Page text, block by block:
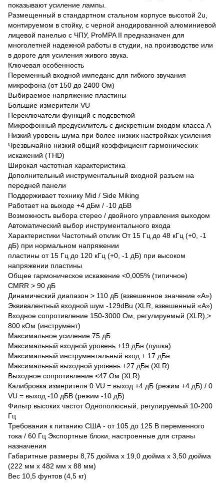
показывают усиление лампы.
Размещенный в стандартном стальном корпусе высотой 2u,
монтируемом в стойку, с черной анодированной алюминиевой
лицевой панелью с ЧПУ, ProMPA II предназначен для
многолетней надежной работы в студии, на производстве или
в дороге для усиления живого звука.
Ключевая особенность
Переменный входной импеданс для гибкого звучания
микрофона (от 150 до 2400 Ом)
Выбираемое напряжение пластины
Большие измерители VU
Переключатели функций с подсветкой
Микрофонный предусилитель с дискретным входом класса А
Низкий уровень шума при более низких настройках усиления
Чрезвычайно низкий общий коэффициент гармонических
искажений (THD)
Широкая частотная характеристика
Дополнительный инструментальный входной разъем на
передней панели
Поддерживает технику Mid / Side Miking
Работает на выходе +4 дБм / -10 дБВ
Возможность выбора стерео / двойного управления выходом
Автоматический выбор инструментального входа
Характеристики Частотный отклик От 15 Гц до 48 кГц (+0, -1
дБ) при нормальном напряжении
пластины от 15 Гц до 120 кГц (+0, -1 дБ) при высоком
напряжении пластины
Общее гармоническое искажение <0,005% (типичное)
CMRR > 90 дБ
Динамический диапазон > 110 дБ (взвешенное значение «A»)
Эквивалентный входной шум -129dBu (XLR, взвешенный «A»)
Входное сопротивление 150-3000 Ом, регулируемый (XLR),>
800 кОм (инструмент)
Максимальное усиление 75 дБ
Максимальный входной уровень +19 дБн (пушка)
Максимальный инструментальный вход + 17 дБн
Максимальный выходной уровень +27 дБн (XLR)
Выходное сопротивление <47 Ом (XLR)
Калибровка измерителя 0 VU = выход +4 дБ (режим +4 дБ) / 0
VU = выход -10 дБВ (режим -10 дБ)
Фильтр высоких частот Однополюсный, регулируемый 10-200
Гц
Требования к питанию США - от 105 до 125 В переменного
тока / 60 Гц Экспортные блоки, настроенные для страны
назначения
Габаритные размеры 8,75 дюйма x 19,0 дюйма x 3,50 дюйма
(222 мм x 482 мм x 88 мм)
Вес 10,5 фунтов (4,5 кг)